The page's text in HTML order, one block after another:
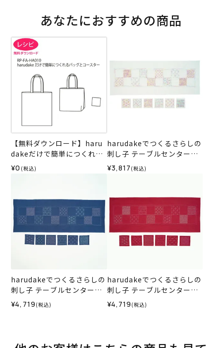
あなたにおすすめの商品
【無料ダウンロード】haru
dakeだけで簡単につくれる
バッグとコースター
¥0 (税込)
harudakeでつくるさらしの
刺し子 テーブルセンター＆
コースター＜WH1＞（材料
セット）
¥3,817 (税込)
harudakeでつくるさらしの
刺し子 テーブルセンター＆
コースター＜N1＞（材料セ
ット）
¥4,719 (税込)
harudakeでつくるさらしの
刺し子 テーブルセンター＆
コースター＜R1＞（材料セ
ット）
¥4,719 (税込)